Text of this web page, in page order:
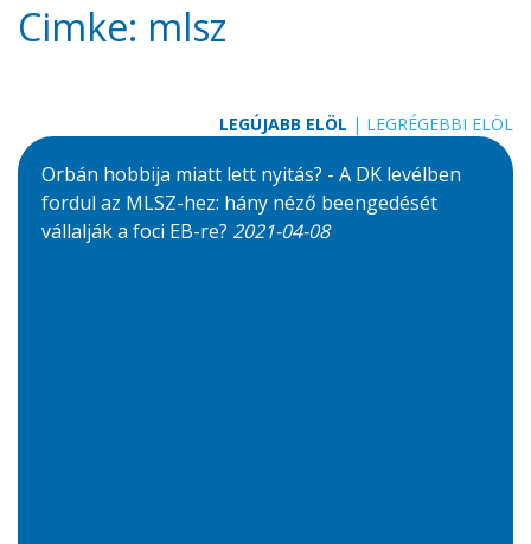
Cimke: mlsz
LEGÚJABB ELÖL | LEGRÉGEBBI ELÖL
Orbán hobbija miatt lett nyitás? - A DK levélben
fordul az MLSZ-hez: hány néző beengedését
vállalják a foci EB-re? 2021-04-08